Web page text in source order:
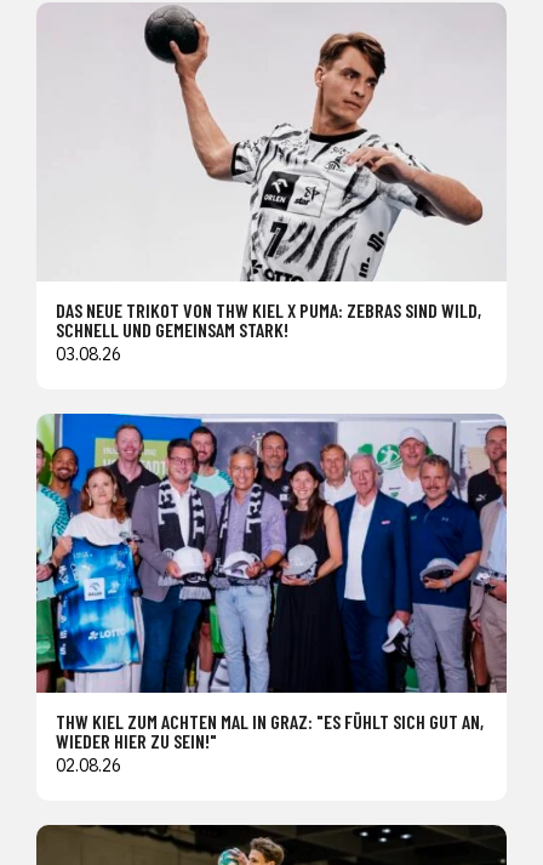
DAS NEUE TRIKOT VON THW KIEL X PUMA: ZEBRAS SIND WILD,
SCHNELL UND GEMEINSAM STARK!
03.08.26
THW KIEL ZUM ACHTEN MAL IN GRAZ: "ES FÜHLT SICH GUT AN,
WIEDER HIER ZU SEIN!"
02.08.26